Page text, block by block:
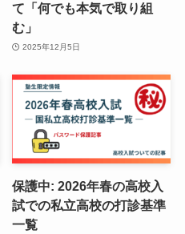
て「何でも本気で取り組
む」
2025年12月5日
保護中: 2026年春の高校入
試での私立高校の打診基準
一覧